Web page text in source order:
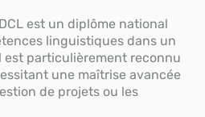
est un diplôme national
linguistiques dans un
est particulièrement reconnu
une maîtrise avancée
de projets ou les